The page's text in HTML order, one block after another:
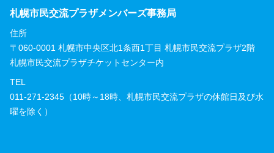
札幌市民交流プラザメンバーズ事務局
住所
〒060-0001 札幌市中央区北1条西1丁目 札幌市民交流プラザ2階
札幌市民交流プラザチケットセンター内
TEL
011-271-2345（10時～18時、札幌市民交流プラザの休館日及び水
曜を除く）